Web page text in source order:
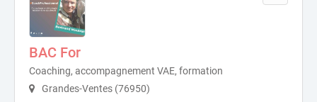
BAC For
Coaching, accompagnement VAE, formation
Grandes-Ventes (76950)